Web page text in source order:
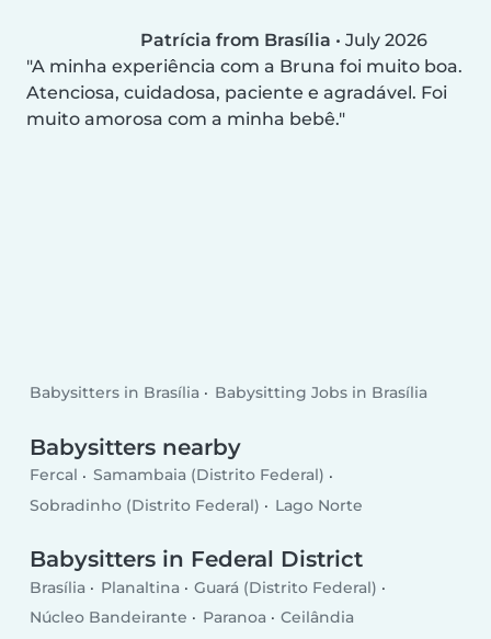
Patrícia from Brasília • July 2026
A minha experiência com a Bruna foi muito boa.
Atenciosa, cuidadosa, paciente e agradável. Foi
muito amorosa com a minha bebê.
Babysitters in Brasília Babysitting Jobs in Brasília
Babysitters nearby
Fercal
Samambaia (Distrito Federal)
Sobradinho (Distrito Federal)
Lago Norte
Babysitters in Federal District
Brasília Planaltina
Guará (Distrito Federal)
Núcleo Bandeirante
Paranoa Ceilândia